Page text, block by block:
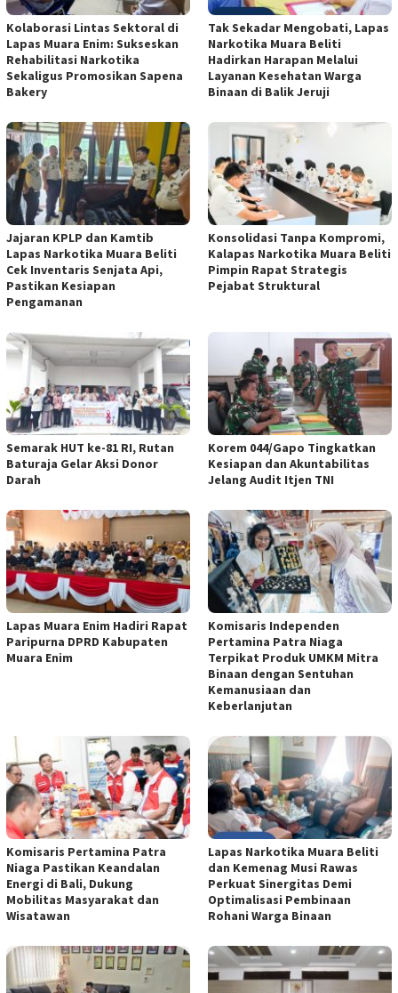
Kolaborasi Lintas Sektoral di
Lapas Muara Enim: Sukseskan
Rehabilitasi Narkotika
Sekaligus Promosikan Sapena
Bakery
Tak Sekadar Mengobati, Lapas
Narkotika Muara Beliti
Hadirkan Harapan Melalui
Layanan Kesehatan Warga
Binaan di Balik Jeruji
Jajaran KPLP dan Kamtib
Lapas Narkotika Muara Beliti
Cek Inventaris Senjata Api,
Pastikan Kesiapan
Pengamanan
Konsolidasi Tanpa Kompromi,
Kalapas Narkotika Muara Beliti
Pimpin Rapat Strategis
Pejabat Struktural
Semarak HUT ke-81 RI, Rutan
Baturaja Gelar Aksi Donor
Darah
Korem 044/Gapo Tingkatkan
Kesiapan dan Akuntabilitas
Jelang Audit Itjen TNI
Lapas Muara Enim Hadiri Rapat
Paripurna DPRD Kabupaten
Muara Enim
Komisaris Independen
Pertamina Patra Niaga
Terpikat Produk UMKM Mitra
Binaan dengan Sentuhan
Kemanusiaan dan
Keberlanjutan
Komisaris Pertamina Patra
Niaga Pastikan Keandalan
Energi di Bali, Dukung
Mobilitas Masyarakat dan
Wisatawan
Lapas Narkotika Muara Beliti
dan Kemenag Musi Rawas
Perkuat Sinergitas Demi
Optimalisasi Pembinaan
Rohani Warga Binaan